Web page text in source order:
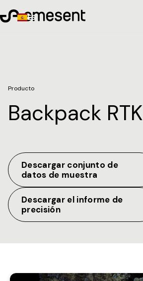
Producto
Backpack RTK
Descargar conjunto de
datos de muestra
Descargar el informe de
precisión
ES